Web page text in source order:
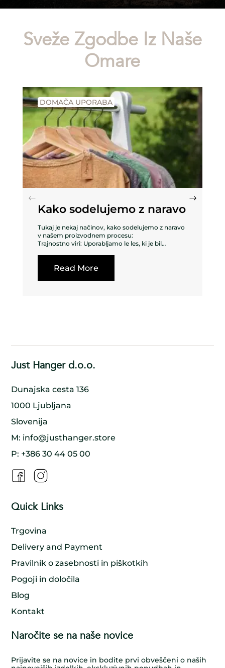
Sveže Zgodbe Iz Naše
Omare
DOMAČA UPORABA
Kako sodelujemo z naravo
Tukaj je nekaj načinov, kako sodelujemo z naravo
v našem proizvodnem procesu:
Trajnostno viri: Uporabljamo le les, ki je bil
okolici ni poškodovan v procesu.
obešalnikov. S tem zmanjšujemo naš vpliv na
okolje in ohranjamo naravno lepoto lesa.
z lokalnimi skupnostmi, da zagotovimo, da je naš
koristijo. S tem pomagamo ustvariti model
trajnostnega razvoja, ki koristi tako ljudem kot
okolju.
Read More
Just Hanger d.o.o.
Dunajska cesta 136
1000 Ljubljana
Slovenija
M: info@justhanger.store
P: +386 30 44 05 00
Quick Links
Trgovina
Delivery and Payment
Pravilnik o zasebnosti in piškotkih
Pogoji in določila
Blog
Kontakt
Naročite se na naše novice
Prijavite se na novice in bodite prvi obveščeni o naših